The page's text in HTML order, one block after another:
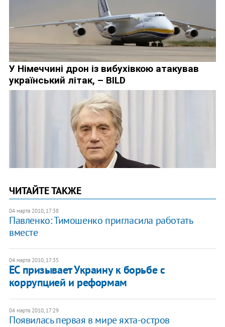
ЧИТАЙТЕ ТАКЖЕ
04 марта 2010, 17:38
Павленко: Тимошенко пригласила работать
вместе
04 марта 2010, 17:35
ЕС призывает Украину к борьбе с
коррупцией и реформам
04 марта 2010, 17:29
Появилась первая в мире яхта-остров